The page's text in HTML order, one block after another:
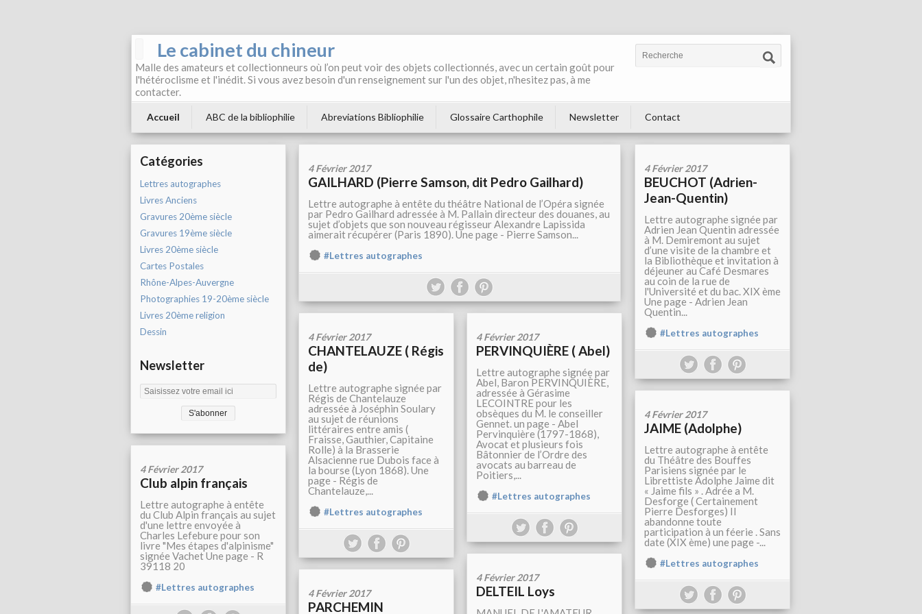
Le cabinet du chineur
Malle des amateurs et collectionneurs où l’on peut voir des objets collectionnés, avec un certain goût pour
l'hétéroclisme et l'inédit. Si vous avez besoin d'un renseignement sur l'un des objet, n'hesitez pas, à me
contacter.
Accueil ABC de la bibliophilie Abreviations Bibliophilie Glossaire Carthophile Newsletter Contact
Catégories
Lettres autographes
Livres Anciens
Gravures 20ème siècle
Gravures 19ème siècle
Livres 20ème siècle
Cartes Postales
Rhône-Alpes-Auvergne
Photographies 19-20ème siècle
Livres 20ème religion
Dessin
Newsletter
4 Février 2017
GAILHARD (Pierre Samson, dit Pedro Gailhard)
Lettre autographe à entête du théâtre National de l’Opéra signée
par Pedro Gailhard adressée à M. Pallain directeur des douanes, au
sujet d’objets que son nouveau régisseur Alexandre Lapissida
aimerait récupérer (Paris 1890). Une page - Pierre Samson...
#Lettres autographes
4 Février 2017
BEUCHOT (Adrien-
Jean-Quentin)
Lettre autographe signée par
Adrien Jean Quentin adressée
à M. Demiremont au sujet
d’une visite de la chambre et
la Bibliothèque et invitation à
déjeuner au Café Desmares
au coin de la rue de
l'Université et du bac. XIX ème
Une page - Adrien Jean
Quentin...
#Lettres autographes
4 Février 2017
CHANTELAUZE ( Régis
de)
Lettre autographe signée par
Régis de Chantelauze
adressée à Joséphin Soulary
au sujet de réunions
littéraires entre amis (
Fraisse, Gauthier, Capitaine
Rolle) à la Brasserie
Alsacienne rue Dubois face à
la bourse (Lyon 1868). Une
page - Régis de
Chantelauze,...
#Lettres autographes
4 Février 2017
PERVINQUIÈRE ( Abel)
Lettre autographe signée par
Abel, Baron PERVINQUIÈRE,
adressée à Gérasime
LECOINTRE pour les
obsèques du M. le conseiller
Gennet. un page - Abel
Pervinquière (1797-1868),
Avocat et plusieurs fois
Bâtonnier de l’Ordre des
avocats au barreau de
Poitiers,...
#Lettres autographes
4 Février 2017
JAIME (Adolphe)
Lettre autographe à entête
du Théâtre des Bouffes
Parisiens signée par le
Librettiste Adolphe Jaime dit
« Jaime fils » . Adrée a M.
Desforge ( Certainement
Pierre Desforges) Il
abandonne toute
participation à un féerie . Sans
date (XIX ème) une page -...
#Lettres autographes
4 Février 2017
Club alpin français
Lettre autographe à entête
du Club Alpin français au sujet
d'une lettre envoyée à
Charles Lefebure pour son
livre "Mes étapes d'alpinisme"
signée Vachet Une page - R
39118 20
#Lettres autographes
4 Février 2017
DELTEIL Loys‎
4 Février 2017
PARCHEMIN